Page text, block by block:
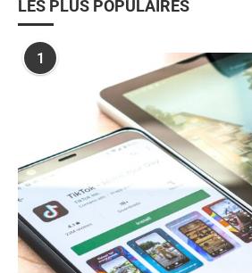
LES PLUS POPULAIRES
1